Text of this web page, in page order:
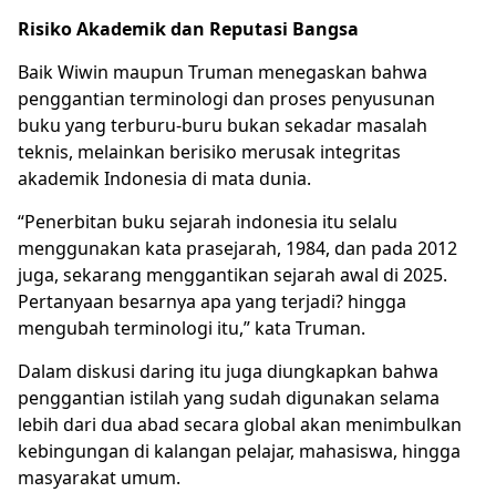
Risiko Akademik dan Reputasi Bangsa
Baik Wiwin maupun Truman menegaskan bahwa
penggantian terminologi dan proses penyusunan
buku yang terburu-buru bukan sekadar masalah
teknis, melainkan berisiko merusak integritas
akademik Indonesia di mata dunia.
“Penerbitan buku sejarah indonesia itu selalu
menggunakan kata prasejarah, 1984, dan pada 2012
juga, sekarang menggantikan sejarah awal di 2025.
Pertanyaan besarnya apa yang terjadi? hingga
mengubah terminologi itu,” kata Truman.
Dalam diskusi daring itu juga diungkapkan bahwa
penggantian istilah yang sudah digunakan selama
lebih dari dua abad secara global akan menimbulkan
kebingungan di kalangan pelajar, mahasiswa, hingga
masyarakat umum.